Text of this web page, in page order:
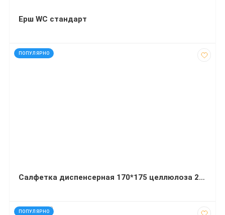
Ерш WC стандарт
ПОПУЛЯРНО
код: 91521
Салфетка диспенсерная 170*175 целлюлоза 2000 листов
ПОПУЛЯРНО
код: 927319